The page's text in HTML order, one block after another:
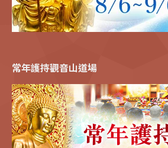
常年護持觀音山道場